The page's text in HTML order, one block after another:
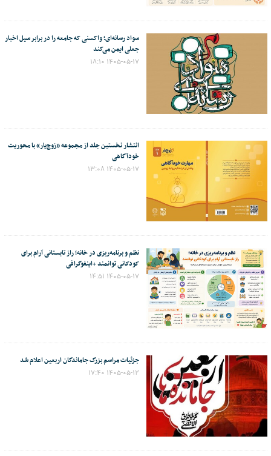
سواد رسانه‌ای؛ واکسنی که جامعه را در برابر سیل اخبار
جعلی ایمن می‌کند
۱۴۰۵-۰۵-۱۷ ۱۸:۱۰
انتشار نخستین جلد از مجموعه «زوج‌یار» با محوریت
خودآگاهی
۱۴۰۵-۰۵-۱۷ ۱۳:۰۸
نظم و برنامه‌ریزی در خانه؛ راز تابستانی آرام برای
کودکانی توانمند +اینفوگرافی
۱۴۰۵-۰۵-۱۷ ۱۴:۵۱
جزئیات مراسم بزرگ جاماندگان اربعین اعلام شد
۱۴۰۵-۰۵-۱۲ ۱۷:۴۰